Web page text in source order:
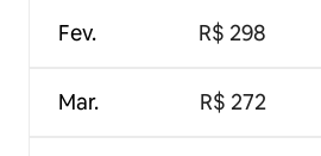
Fev.
Mar.
R$ 298
R$ 272